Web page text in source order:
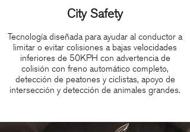
City Safety
Tecnología diseñada para ayudar al conductor a
limitar o evitar colisiones a bajas velocidades
inferiores de 50KPH con advertencia de
colisión con freno automático completo,
detección de peatones y ciclistas, apoyo de
intersección y detección de animales grandes.